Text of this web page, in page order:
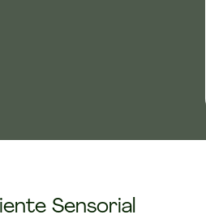
Sensorial